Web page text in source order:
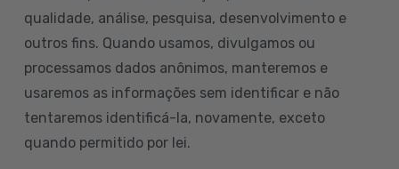
qualidade, análise, pesquisa, desenvolvimento e
outros fins. Quando usamos, divulgamos ou
processamos dados anônimos, manteremos e
usaremos as informações sem identificar e não
tentaremos identificá-la, novamente, exceto
quando permitido por lei.